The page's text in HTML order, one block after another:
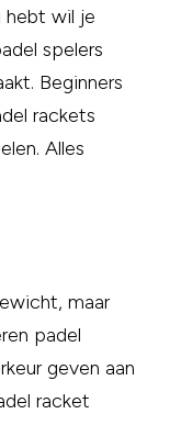
hebt wil je
spelers
Beginners
rackets
Alles
maar
padel
geven aan
racket